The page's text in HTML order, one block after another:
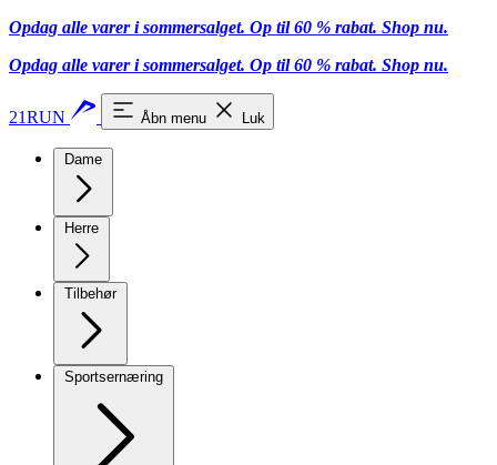
Opdag alle varer i sommersalget. Op til 60 % rabat. Shop nu.
Opdag alle varer i sommersalget. Op til 60 % rabat. Shop nu.
21RUN Åbn menu Luk
Dame
Herre
Tilbehør
Sportsernæring